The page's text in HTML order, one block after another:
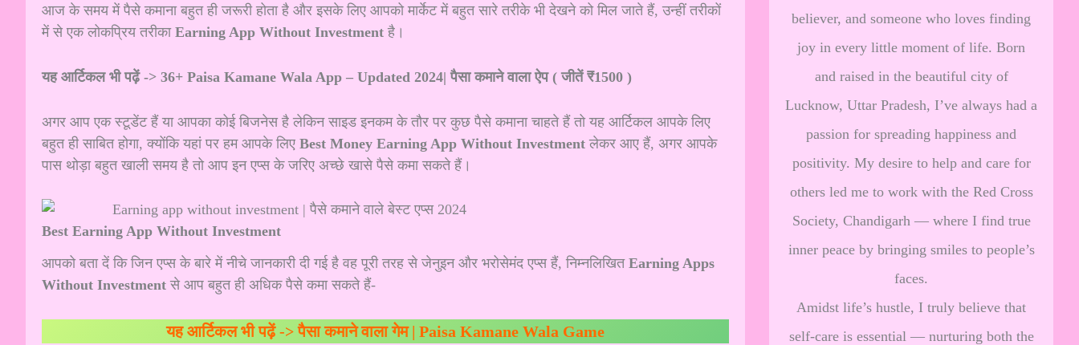
आज के समय में पैसे कमाना बहुत ही जरूरी होता है और इसके लिए आपको मार्केट में बहुत सारे तरीके भी देखने को मिल जाते हैं, उन्हीं तरीकों
में से एक लोकप्रिय तरीका Earning App Without Investment है।
यह आर्टिकल भी पढ़ें -> 36+ Paisa Kamane Wala App – Updated 2024| पैसा कमाने वाला ऐप ( जीतें ₹1500 )
अगर आप एक स्टूडेंट हैं या आपका कोई बिजनेस है लेकिन साइड इनकम के तौर पर कुछ पैसे कमाना चाहते हैं तो यह आर्टिकल आपके लिए
बहुत ही साबित होगा, क्योंकि यहां पर हम आपके लिए Best Money Earning App Without Investment लेकर आए हैं, अगर आपके
पास थोड़ा बहुत खाली समय है तो आप इन एप्स के जरिए अच्छे खासे पैसे कमा सकते हैं।
Best Earning App Without Investment
आपको बता दें कि जिन एप्स के बारे में नीचे जानकारी दी गई है वह पूरी तरह से जेनुइन और भरोसेमंद एप्स हैं, निम्नलिखित Earning Apps
Without Investment से आप बहुत ही अधिक पैसे कमा सकते हैं-
यह आर्टिकल भी पढ़ें ->पैसा कमाने वाला गेम | Paisa Kamane Wala Game
believer, and someone who loves finding
joy in every little moment of life. Born
and raised in the beautiful city of
Lucknow, Uttar Pradesh, I’ve always had a
passion for spreading happiness and
positivity. My desire to help and care for
others led me to work with the Red Cross
Society, Chandigarh — where I find true
inner peace by bringing smiles to people’s
faces.
Amidst life’s hustle, I truly believe that
self-care is essential — nurturing both the